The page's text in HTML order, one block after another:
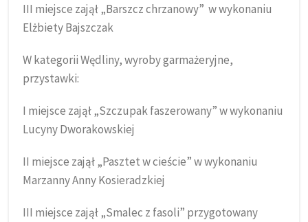
III miejsce zajął „Barszcz chrzanowy” w wykonaniu
Elżbiety Bajszczak
W kategorii Wędliny, wyroby garmażeryjne,
przystawki:
I miejsce zajął „Szczupak faszerowany” w wykonaniu
Lucyny Dworakowskiej
II miejsce zajął „Pasztet w cieście” w wykonaniu
Marzanny Anny Kosieradzkiej
III miejsce zajął „Smalec z fasoli” przygotowany